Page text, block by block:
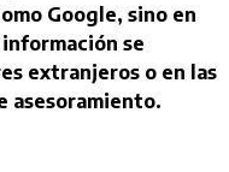
Google, sino en
información se
extranjeros o en las
asesoramiento.